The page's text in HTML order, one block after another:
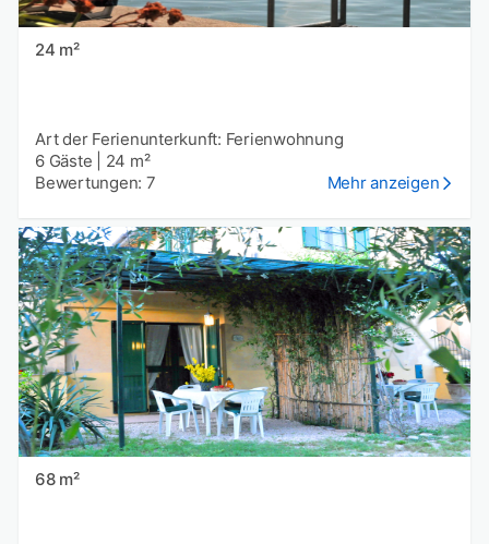
24 m²
Art der Ferienunterkunft: Ferienwohnung
6 Gäste
24 m²
Bewertungen: 7
Mehr anzeigen
68 m²